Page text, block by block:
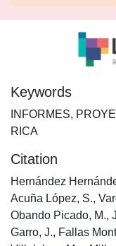
Keywords
INFORMES,
RICA
Citation
Hernández
Acuña López, S.,
Obando Picado, M.,
Garro, J., Fallas